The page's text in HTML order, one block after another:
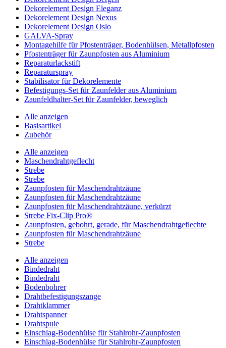
Dekorelement Design Eleganz
Dekorelement Design Nexus
Dekorelement Design Oslo
GALVA-Spray
Montagehilfe für Pfostenträger, Bodenhülsen, Metallpfosten
Pfostenträger für Zaunpfosten aus Aluminium
Reparaturlackstift
Reparaturspray
Stabilisator für Dekorelemente
Befestigungs-Set für Zaunfelder aus Aluminium
Zaunfeldhalter-Set für Zaunfelder, beweglich
Alle anzeigen
Basisartikel
Zubehör
Alle anzeigen
Maschendrahtgeflecht
Strebe
Strebe
Zaunpfosten für Maschendrahtzäune
Zaunpfosten für Maschendrahtzäune
Zaunpfosten für Maschendrahtzäune, verkürzt
Strebe Fix-Clip Pro®
Zaunpfosten, gebohrt, gerade, für Maschendrahtgeflechte
Zaunpfosten für Maschendrahtzäune
Strebe
Alle anzeigen
Bindedraht
Bindedraht
Bodenbohrer
Drahtbefestigungszange
Drahtklammer
Drahtspanner
Drahtspule
Einschlag-Bodenhülse für Stahlrohr-Zaunpfosten
Einschlag-Bodenhülse für Stahlrohr-Zaunpfosten